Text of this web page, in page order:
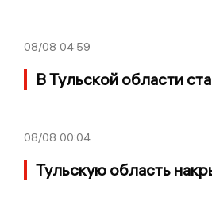
08/08 04:59
В Тульской области
08/08 00:04
Тульскую область